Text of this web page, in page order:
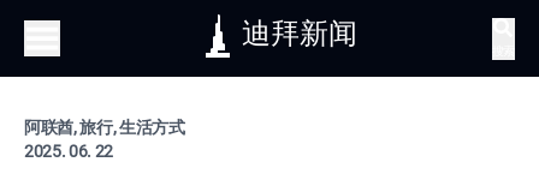
迪拜新闻
阿联酋, 旅行, 生活方式
2025. 06. 22